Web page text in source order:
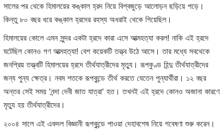
সালের পর থেকে হিমালয়ের কঙ্কাল হ্রদ নিয়ে বিশ্বজুড়ে আলোড়ন ছড়িয়ে পড়ে।
কিন্তু ৮০ বছর ধরে কঙ্কাল হ্রদের রহস্য অধরাই থেকে গিয়েছিল।
হিমালয়ের কোলে এমন সুন্দর একটা হ্রদে কারা এসে আত্মহত্যা করল! নাকি এই হ্রদে
ঘটেছিল কোনও গণ আত্মহত্যা! বেশ কয়েকটি তত্ত্ব উঠে আসে। তার মধ্যে সবথেকে
জনপ্রিয় তত্ত্বটি হিমালয়ের হ্রদে তীর্থযাত্রীদের মৃত্যু। রূপকুণ্ড হিন্দু তীর্থযাত্রীদের
জন্য পুন্য ক্ষেত্র। নবম শতকে রূপকুন্ডে তীর্থ করতে যেতেন পুন্যার্থীরা। ১২ বছর
অন্তর সেই সময় 'নন্দা দেবী জাত যাত্রা' হত। তখনই এই হ্রদে কোনও অজানা কারণে
মৃত্যু হয় তীর্থযাত্রীদের।
২০০৪ সালে এই একদল বিজ্ঞানী রূপকুন্ডে পাওয়া দেহাবশেষ নিয়ে গবেষণা শুরু করেন।